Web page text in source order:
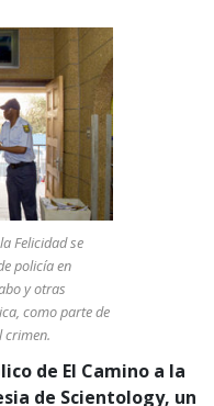
Felicidadse
policía en
y otras
como parte de
crimen.
de El Camino a la
de Scientology, un